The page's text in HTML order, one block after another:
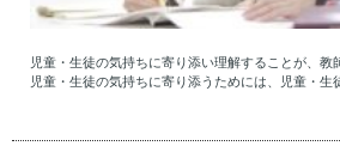
児童・生徒の気持ちに寄り添い理解することが、教
児童・生徒の気持ちに寄り添うためには、児童・生